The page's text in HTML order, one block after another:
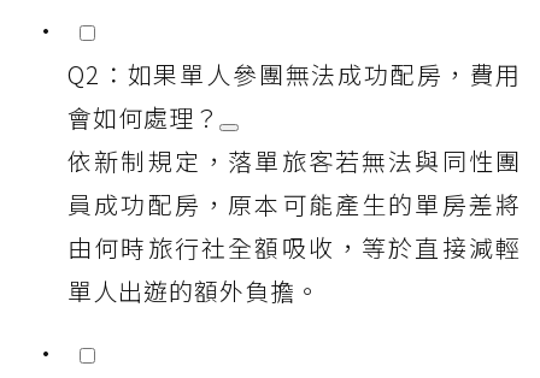
Q2：如果單人參團無法成功配房，費用
會如何處理？
依新制規定，落單旅客若無法與同性團
員成功配房，原本可能產生的單房差將
由何時旅行社全額吸收，等於直接減輕
單人出遊的額外負擔。